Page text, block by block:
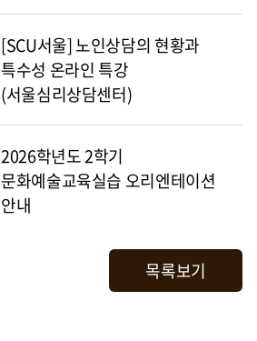
[SCU서울] 노인상담의 현황과
특수성 온라인 특강
(서울심리상담센터)
2026학년도 2학기
문화예술교육실습 오리엔테이션
안내
목록보기